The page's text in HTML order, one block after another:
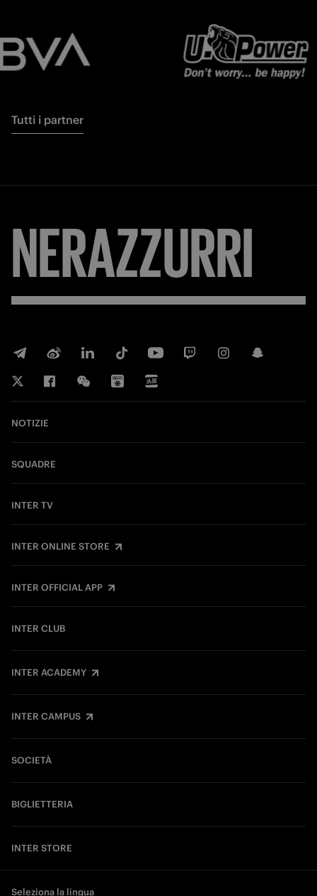
Tutti i partner
NERAZZURRI
NOTIZIE
SQUADRE
INTER TV
INTER ONLINE STORE
INTER OFFICIAL APP
INTER CLUB
INTER ACADEMY
INTER CAMPUS
SOCIETÀ
BIGLIETTERIA
INTER STORE
Seleziona la lingua